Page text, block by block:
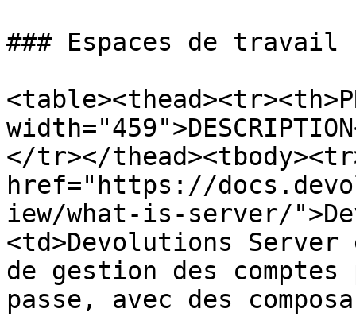
### Espaces de travail
</tr></
href="https://
iew/what-is-server/
<td>Devolutions
de gestion des
passe, avec des